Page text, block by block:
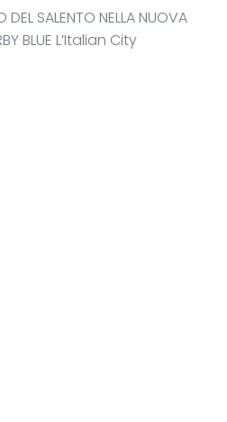
DEL SALENTO NELLA NUOVA
BLUE L’Italian City